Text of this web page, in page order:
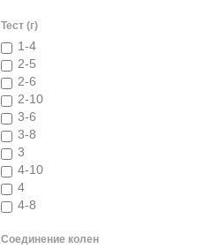
Тест (г)
1-4
2-5
2-6
2-10
3-6
3-8
3
4-10
4
4-8
5-10
Соединение колен